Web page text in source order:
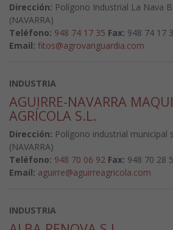
Dirección: Polígono Industrial La Nava
(NAVARRA)
Teléfono: 948 74 17 35 Fax: 948 74 17
Email: fitos@agrovanguardia.com
INDUSTRIA
AGUIRRE-NAVARRA
AGRÍCOLA S.L.
Dirección: Polígono industrial municipal
(NAVARRA)
Teléfono: 948 70 06 92 Fax: 948 70 28
Email: aguirre@aguirreagricola.com
INDUSTRIA